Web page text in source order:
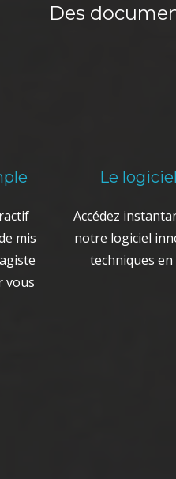
Des
mis
vous
Le
Accédez
notre logiciel
techniques